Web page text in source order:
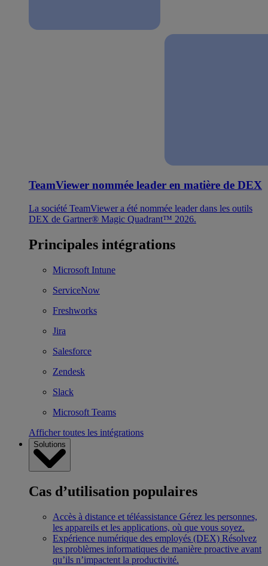
TeamViewer nommée leader en matière de DEX
La société TeamViewer a été nommée leader dans les outils
DEX de Gartner® Magic Quadrant™ 2026.
Principales intégrations
Microsoft Intune
ServiceNow
Freshworks
Jira
Salesforce
Zendesk
Slack
Microsoft Teams
Afficher toutes les intégrations
Solutions
Cas d’utilisation populaires
Accès à distance et téléassistance Gérez les personnes,
les appareils et les applications, où que vous soyez.
Expérience numérique des employés (DEX) Résolvez
les problèmes informatiques de manière proactive avant
qu’ils n’impactent la productivité.